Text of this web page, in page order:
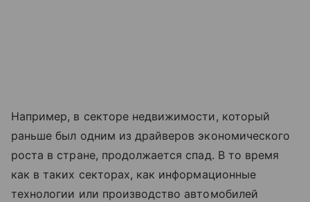
Например, в секторе недвижимости, который
раньше был одним из драйверов экономического
роста в стране, продолжается спад. В то время
как в таких секторах, как информационные
технологии или производство автомобилей